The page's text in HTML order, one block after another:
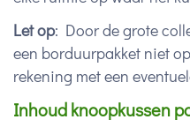
Let op: Door de grote
een borduurpakket niet
rekening met een
Inhoud knoopkussen